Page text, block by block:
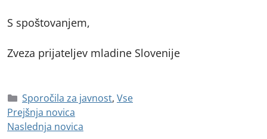
S spoštovanjem,
Zveza prijateljev mladine Slovenije
Sporočila za javnost, Vse
Prejšnja novica
Naslednja novica